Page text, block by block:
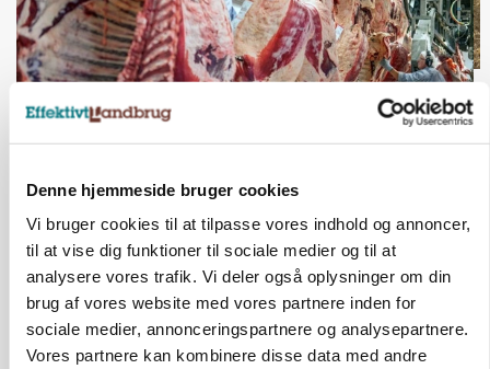
Denne hjemmeside bruger cookies
Vi bruger cookies til at tilpasse vores indhold og annoncer,
til at vise dig funktioner til sociale medier og til at
analysere vores trafik. Vi deler også oplysninger om din
brug af vores website med vores partnere inden for
sociale medier, annonceringspartnere og analysepartnere.
Vores partnere kan kombinere disse data med andre
MARKED
Uændret notering: Spæde lyspunkter i fortsat
presset marked for oksekød